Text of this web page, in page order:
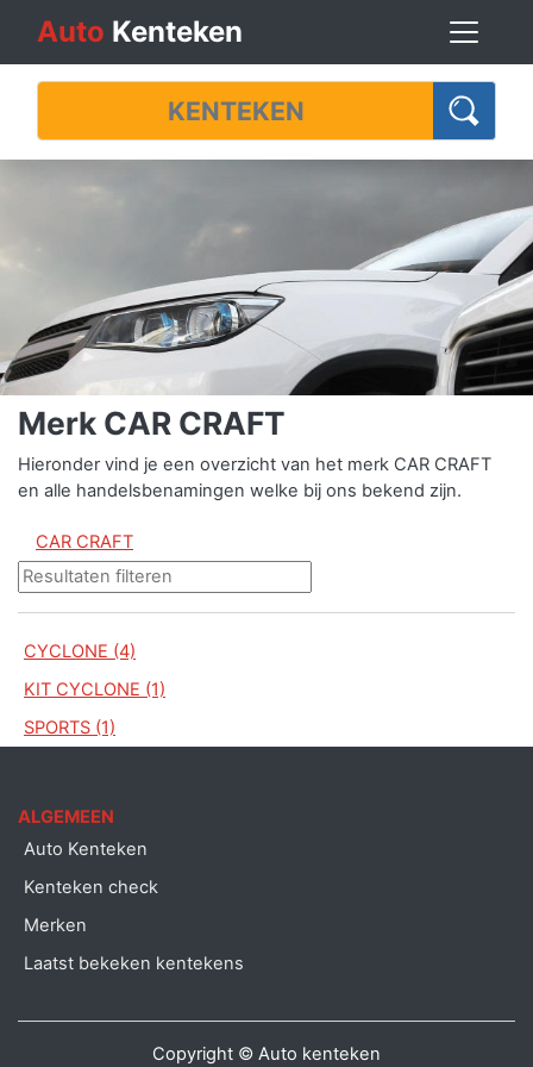
Auto Kenteken
Merk CAR CRAFT
Hieronder vind je een overzicht van het merk CAR CRAFT
en alle handelsbenamingen welke bij ons bekend zijn.
CAR CRAFT
CYCLONE (4)
KIT CYCLONE (1)
SPORTS (1)
ALGEMEEN
Auto Kenteken
Kenteken check
Merken
Laatst bekeken kentekens
Copyright © Auto kenteken